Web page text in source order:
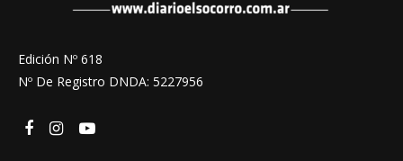
Edición Nº 618
Nº De Registro DNDA: 5227956